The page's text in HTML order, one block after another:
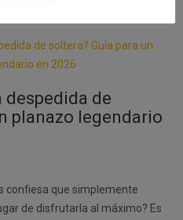
despedida de
planazo legendario
confiesa que simplemente
de disfrutarla al máximo? Es